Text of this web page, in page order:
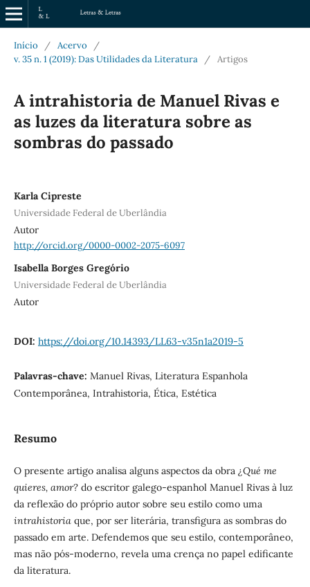
Início / Acervo
/
v. 35 n. 1 (2019): Das Utilidades da Literatura
/ Artigos
A intrahistoria de Manuel Rivas e
as luzes da literatura sobre as
sombras do passado
Karla Cipreste
Universidade Federal de Uberlândia
Autor
http://orcid.org/0000-0002-2075-6097
Isabella Borges Gregório
Universidade Federal de Uberlândia
Autor
DOI: https://doi.org/10.14393/LL63-v35n1a2019-5
Palavras-chave: Manuel Rivas, Literatura Espanhola
Contemporânea, Intrahistoria, Ética, Estética
Resumo
O presente artigo analisa alguns aspectos da obra ¿Qué me
quieres, amor?do escritor galego-espanhol Manuel Rivas à luz
da reflexão do próprio autor sobre seu estilo como uma
intrahistoriaque, por ser literária, transfigura as sombras do
passado em arte. Defendemos que seu estilo, contemporâneo,
mas não pós-moderno, revela uma crença no papel edificante
da literatura.